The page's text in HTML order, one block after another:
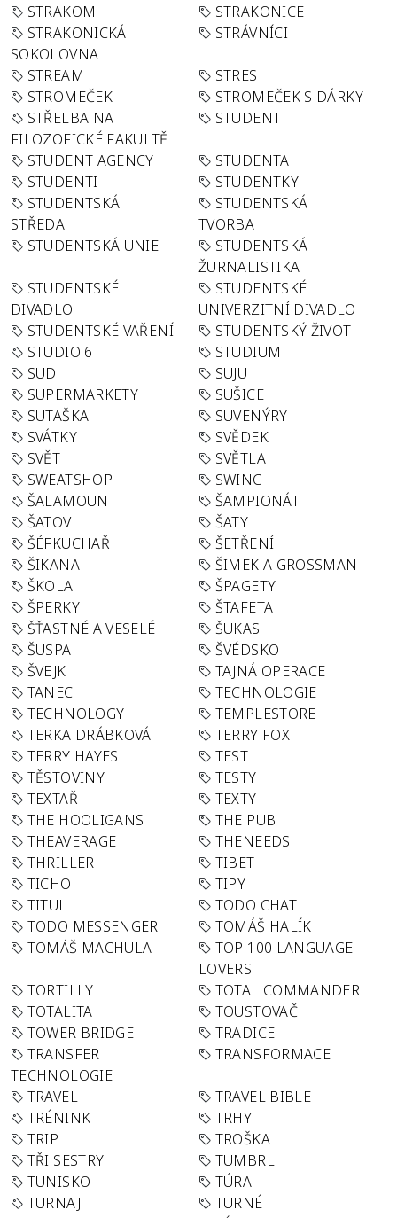
STRAKOM
STRAKONICE
STRAKONICKÁ
SOKOLOVNA
STRÁVNÍCI
STREAM
STRES
STROMEČEK
STROMEČEK S DÁRKY
STŘELBA NA
FILOZOFICKÉ FAKULTĚ
STUDENT
STUDENT AGENCY
STUDENTA
STUDENTI
STUDENTKY
STUDENTSKÁ
STŘEDA
STUDENTSKÁ
TVORBA
STUDENTSKÁ UNIE
STUDENTSKÁ
ŽURNALISTIKA
STUDENTSKÉ
DIVADLO
STUDENTSKÉ
UNIVERZITNÍ DIVADLO
STUDENTSKÉ VAŘENÍ
STUDENTSKÝ ŽIVOT
STUDIO 6
STUDIUM
SUD
SUJU
SUPERMARKETY
SUŠICE
SUTAŠKA
SUVENÝRY
SVÁTKY
SVĚDEK
SVĚT
SVĚTLA
SWEATSHOP
SWING
ŠALAMOUN
ŠAMPIONÁT
ŠATOV
ŠATY
ŠÉFKUCHAŘ
ŠETŘENÍ
ŠIKANA
ŠIMEK A GROSSMAN
ŠKOLA
ŠPAGETY
ŠPERKY
ŠTAFETA
ŠŤASTNÉ A VESELÉ
ŠUKAS
ŠUSPA
ŠVÉDSKO
ŠVEJK
TAJNÁ OPERACE
TANEC
TECHNOLOGIE
TECHNOLOGY
TEMPLESTORE
TERKA DRÁBKOVÁ
TERRY FOX
TERRY HAYES
TEST
TĚSTOVINY
TESTY
TEXTAŘ
TEXTY
THE HOOLIGANS
THE PUB
THEAVERAGE
THENEEDS
THRILLER
TIBET
TICHO
TIPY
TITUL
TODO CHAT
TODO MESSENGER
TOMÁŠ HALÍK
TOMÁŠ MACHULA
TOP 100 LANGUAGE
LOVERS
TORTILLY
TOTAL COMMANDER
TOTALITA
TOUSTOVAČ
TOWER BRIDGE
TRADICE
TRANSFER
TECHNOLOGIE
TRANSFORMACE
TRAVEL
TRAVEL BIBLE
TRÉNINK
TRHY
TRIP
TROŠKA
TŘI SESTRY
TUMBRL
TUNISKO
TÚRA
TURNAJ
TURNÉ